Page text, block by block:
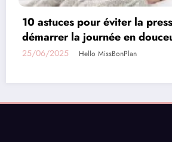
du matin et
5 bonnes
électrique
23/06/2025